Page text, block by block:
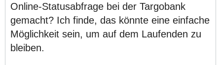
Online-Statusabfrage bei der Targobank
gemacht? Ich finde, das könnte eine einfache
Möglichkeit sein, um auf dem Laufenden zu
bleiben.